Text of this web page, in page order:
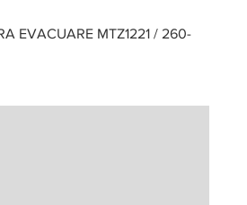
EVACUARE MTZ1221 / 260-